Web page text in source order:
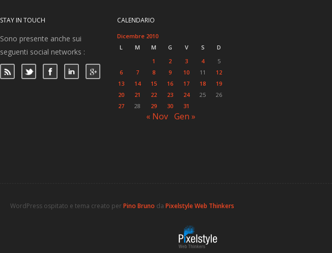
STAY IN TOUCH
Sono presente anche sui
seguenti social networks :
CALENDARIO
Dicembre 2010
L
M M G V S
D
1
2 3 4
5
6
7 8 9 10 11
12
13
14 15 16 17 18
19
20
21 22 23 24 25
26
27
28 29 30 31
« Nov Gen »
WordPress ospitato e tema creato perPino Bruno da Pixelstyle Web Thinkers